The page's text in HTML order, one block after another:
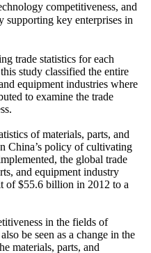
competitiveness, and
key enterprises in
trade statistics for each
study classified the entire
equipment industries where
to examine the trade
of materials, parts, and
China’s policy of cultivating
the global trade
and equipment industry
of $55.6 billion in 2012 to a
in the fields of
be seen as a change in the
materials, parts, and